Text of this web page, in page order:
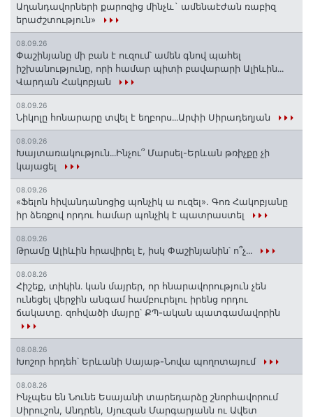
Աղանդավորների քարոզից մինչև` ամենաէժան ռաբիզ
երաժշտություն»
08.09.26
Փաշինյանը մի բան է ուզում՝ ամեն գնով պահել
իշխանությունը, որի համար պիտի բավարարի Ալիևին․․․
Վարդան Հակոբյան
08.09.26
Նիկոլը հոնարարը տվել է եղբորս․․․Արփի Սիրադեղյան
08.09.26
Խայտառակություն․․․Ինչու՞ Մարսել-Երևան թռիչքը չի
կայացել
08.09.26
«Ֆելոն հիվանդանոցից պոնչիկ ա ուզել». Գոռ Հակոբյանը
իր ձեռքով որդու համար պոնչիկ է պատրաստել
08.09.26
Թրամը Ալիևին հրավիրել է, իսկ Փաշինյանին՝ ո՞չ․․․
08.08.26
Հիշեք, տիկին․ կան մայրեր, որ հնարավորություն չեն
ունեցել վերջին անգամ համբուրելու իրենց որդու
ճակատը. զոհվածի մայրը՝ ՔՊ-ական պատգամավորին
08.08.26
Խոշոր հրդեհ՝ Երևանի Սայաթ-Նովա պողոտայում
08.08.26
Ինչպես են Նունե Եսայանի տարեդարձը շնորհավորում
Սիրուշոն, Անդրեն, Սյուզան Մարգարյանն ու Ավետ